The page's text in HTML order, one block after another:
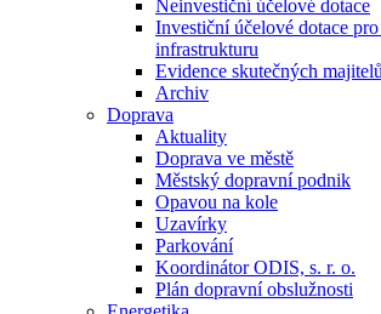
Neinvestiční účelové dotace
Investiční účelové dotace
infrastrukturu
Evidence skutečných
Archiv
Doprava
Aktuality
Doprava ve městě
Městský dopravní podnik
Opavou na kole
Uzavírky
Parkování
Koordinátor ODIS, s. r. o.
Plán dopravní obslužnosti